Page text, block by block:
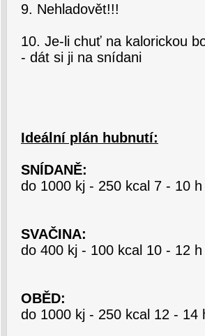
9. Nehladovět!!!
10. Je-li chuť na kalorickou
- dát si ji na snídani
Ideální plán hubnutí:
SNÍDANĚ:
do 1000 kj - 250 kcal 7 - 10 h
SVAČINA:
do 400 kj - 100 kcal 10 - 12 h
OBĚD:
do 1000 kj - 250 kcal 12 - 14